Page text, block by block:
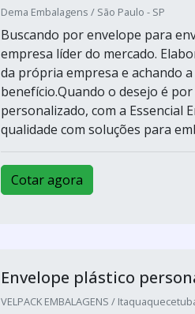
Dema Embalagens / São Paulo - SP
Buscando por envelope para
empresa líder do mercado.
da própria empresa e achando
benefício.Quando o desejo é
personalizado, com a Essencial
qualidade com soluções para
Cotar agora
Envelope plástico
VELPACK EMBALAGENS /